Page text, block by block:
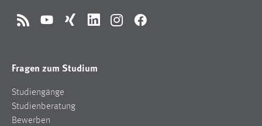
RSS YouTubeXing LinkedInInstagramFacebook
Fragen zum Studium
Studiengänge
Studienberatung
Bewerben
Zweck:
Name:
site-language-preference